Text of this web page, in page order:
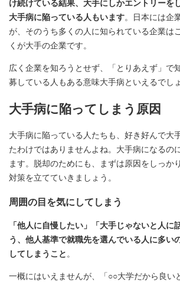
け続けている結果、大手にしかエントリーを
大手病に陥っている人もいます。日本には企
が、そのうち多くの人に知られている企業は
くが大手の企業です。
広く企業を知ろうとせず、「とりあえず」で
募している人もある意味大手病といえるでしょ
大手病に陥ってしまう原因
大手病に陥っている人たちも、好き好んで大
たわけではありませんよね。大手病になるの
ます。脱却のためにも、まずは原因をしっか
対策を立てていきましょう。
周囲の目を気にしてしまう
「他人に自慢したい」「大手じゃないと人に
う、他人基準で就職先を選んでいる人に多い
してしまうこと 。
一概にはいえませんが、「○○大学だから良い